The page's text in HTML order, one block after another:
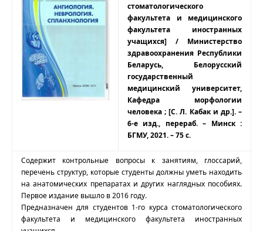
стоматологического
факультета и медицинского
факультета иностранных
учащихся] / Министерство
здравоохранения Республики
Беларусь, Белорусский
государственный
медицинский университет,
Кафедра морфологии
человека ; [С. Л. Кабак и др.]. –
6-е изд., перераб. – Минск :
БГМУ, 2021. – 75 с.
Содержит контрольные вопросы к занятиям, глоссарий,
перечень структур, которые студенты должны уметь находить
на анатомических препаратах и других наглядных пособиях.
Первое издание вышло в 2016 году.
Предназначен для студентов 1-го курса стоматологического
факультета и медицинского факультета иностранных